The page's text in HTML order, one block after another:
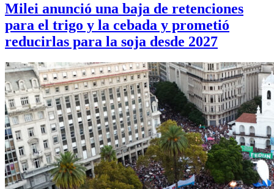
Milei anunció una baja de retenciones
para el trigo y la cebada y prometió
reducirlas para la soja desde 2027